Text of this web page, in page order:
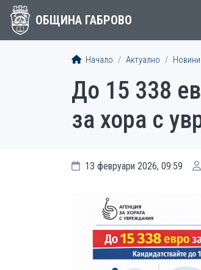
ОБЩИНА ГАБРОВО
Начало Актуално Новини
До 15 338
за хора с
13 февруари 2026, 09:59